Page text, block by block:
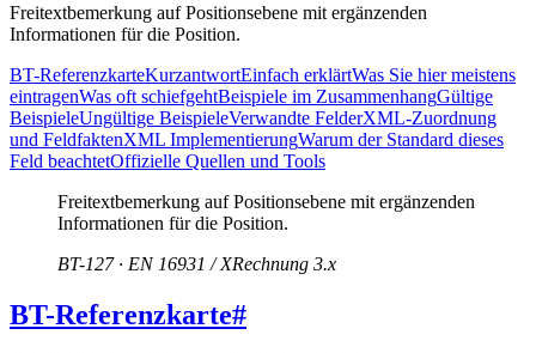
Freitextbemerkung auf Positionsebene mit ergänzenden
Informationen für die Position.
BT-ReferenzkarteKurzantwortEinfach erklärtWas Sie hier meistens
eintragenWas oft schiefgehtBeispiele im ZusammenhangGültige
BeispieleUngültige BeispieleVerwandte FelderXML-Zuordnung
und FeldfaktenXML ImplementierungWarum der Standard dieses
Feld beachtetOffizielle Quellen und Tools
Freitextbemerkung auf Positionsebene mit ergänzenden
Informationen für die Position.
BT-127 · EN 16931 / XRechnung 3.x
BT-Referenzkarte#